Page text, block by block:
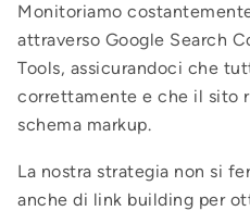
Monitoriamo
attraverso Google Search
Tools, assicurandoci che
correttamente e che il sito
schema markup.
La nostra strategia non si
anche di link building per